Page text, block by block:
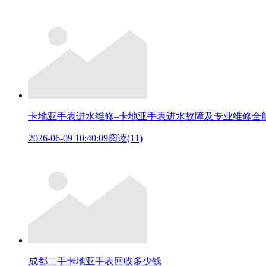
卡地亚手表进水维修–卡地亚手表进水故障及专业维修全
2026-06-09 10:40:09阅读(11)
成都二手卡地亚手表回收多少钱